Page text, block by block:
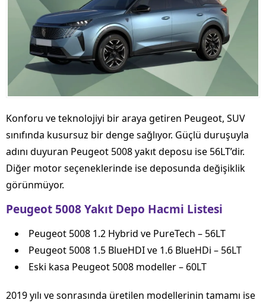
Konforu ve teknolojiyi bir araya getiren Peugeot, SUV
sınıfında kusursuz bir denge sağlıyor. Güçlü duruşuyla
adını duyuran Peugeot 5008 yakıt deposu ise 56LT’dir.
Diğer motor seçeneklerinde ise deposunda değişiklik
görünmüyor.
Peugeot 5008 Yakıt Depo Hacmi Listesi
Peugeot 5008 1.2 Hybrid ve PureTech – 56LT
Peugeot 5008 1.5 BlueHDI ve 1.6 BlueHDi – 56LT
Eski kasa Peugeot 5008 modeller – 60LT
2019 yılı ve sonrasında üretilen modellerinin tamamı ise